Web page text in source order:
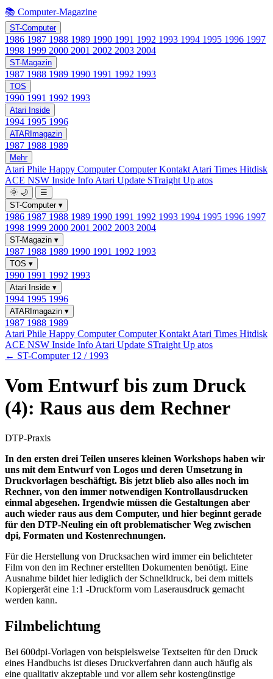
📚 Computer-Magazine
ST-Computer
1986 1987 1988 1989 1990 1991 1992 1993 1994 1995 1996 1997
1998 1999 2000 2001 2002 2003 2004
ST-Magazin
1987 1988 1989 1990 1991 1992 1993
TOS
1990 1991 1992 1993
Atari Inside
1994 1995 1996
ATARImagazin
1987 1988 1989
Mehr
Atari Phile Happy ComputerComputer Kontakt Atari Times Hitdisk
ACE NSW Inside Info Atari Update STraight Up atos
🌞 🌙
☰
ST-Computer ▾
1986 1987 1988 1989 1990 1991 1992 1993 1994 1995 1996 1997
1998 1999 2000 2001 2002 2003 2004
ST-Magazin ▾
1987 1988 1989 1990 1991 1992 1993
TOS ▾
1990 1991 1992 1993
Atari Inside ▾
1994 1995 1996
ATARImagazin ▾
1987 1988 1989
Atari Phile Happy ComputerComputer Kontakt Atari Times Hitdisk
ACE NSW Inside Info Atari Update STraight Up atos
← ST-Computer 12 / 1993
Vom Entwurf bis zum Druck
(4): Raus aus dem Rechner
DTP-Praxis
In den ersten drei Teilen unseres kleinen Workshops haben wir
uns mit dem Entwurf von Logos und deren Umsetzung in
Druckvorlagen beschäftigt. Bis jetzt blieb also alles noch im
Rechner, von den immer notwendigen Kontrollausdrucken
einmal abgesehen. Irgendwie müssen die Gestaltungen aber
auch wieder raus aus dem Computer, und hier beginnt gerade
für den DTP-Neuling ein oft problematischer Weg zwischen
dpi, Formaten und Kostenrechnungen.
Für die Herstellung von Drucksachen wird immer ein belichteter
Film von den im Rechner erstellten Dokumenten benötigt. Eine
Ausnahme bildet hier lediglich der Schnelldruck, bei dem mittels
Kopiergerät eine 1:1 -Druckform vom Laserausdruck gemacht
werden kann.
Filmbelichtung
Bei 600dpi-Vorlagen von beispielsweise Textseiten für den Druck
eines Handbuchs ist dieses Druckverfahren dann auch häufig als
eine qualitativ akzeptable und vor allem sehr kostengünstige